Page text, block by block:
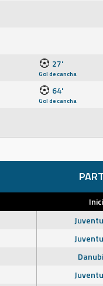
27'
Gol de cancha
64'
Gol de cancha